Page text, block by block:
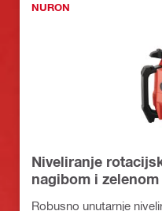
NURON
Niveliranje
nagibom i
Robusno unutarnje